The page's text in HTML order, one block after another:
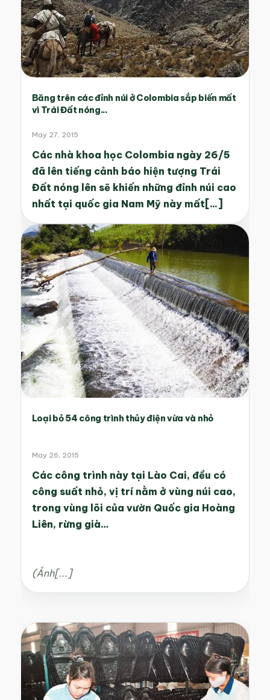
Băng trên các đỉnh núi ở Colombia sắp biến mất
vì Trái Đất nóng...
May 27, 2015
Các nhà khoa học Colombia ngày 26/5
đã lên tiếng cảnh báo hiện tượng Trái
Đất nóng lên sẽ khiến những đỉnh núi cao
nhất tại quốc gia Nam Mỹ này mất[...]
Loại bỏ 54 công trình thủy điện vừa và nhỏ
May 26, 2015
Các công trình này tại Lào Cai, đều có
công suất nhỏ, vị trí nằm ở vùng núi cao,
trong vùng lõi của vườn Quốc gia Hoàng
Liên, rừng già…
(Ảnh[...]